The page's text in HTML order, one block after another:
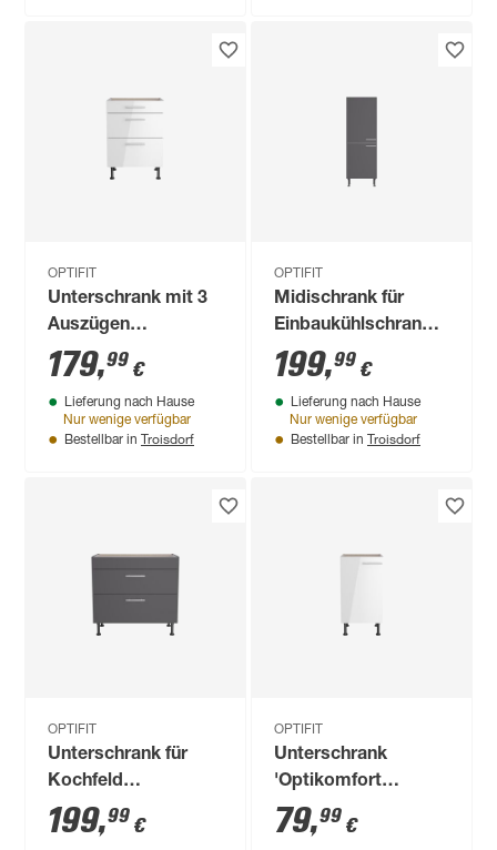
OPTIFIT
Unterschrank mit 3
Auszügen
'Optikomfort
Rurik986' weiß 60 x
87 x 58,4 cm
179,99 €
Lieferung nach Hause
Nur wenige verfügbar
Bestellbar in Troisdorf
OPTIFIT
Midischrank für
Einbaukühlschrank
'Optikomfort
Ingvar420' anthrazit
matt 60 x 176,6 x
58,4 cm
199,99 €
Lieferung nach Hause
Nur wenige verfügbar
Bestellbar in Troisdorf
OPTIFIT
Unterschrank für
Kochfeld
'OPTIkomfort
Ingvar420' anthrazit
199,99 €
OPTIFIT
Unterschrank
'Optikomfort
Rurik986' weiß 45 x
87 x 58,4 cm
79,99 €